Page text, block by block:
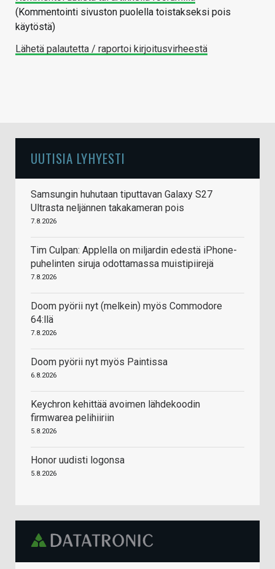
(Kommentointi sivuston puolella toistakseksi pois
käytöstä)
Lähetä palautetta / raportoi kirjoitusvirheestä
UUTISIA LYHYESTI
Samsungin huhutaan tiputtavan Galaxy S27
Ultrasta neljännen takakameran pois
7.8.2026
Tim Culpan: Applella on miljardin edestä iPhone-
puhelinten siruja odottamassa muistipiirejä
7.8.2026
Doom pyörii nyt (melkein) myös Commodore
64:llä
7.8.2026
Doom pyörii nyt myös Paintissa
6.8.2026
Keychron kehittää avoimen lähdekoodin
firmwarea pelihiiriin
5.8.2026
Honor uudisti logonsa
5.8.2026